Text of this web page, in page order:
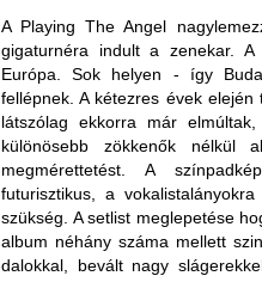
A Playing The Angel
gigaturnéra indult a zenekar. A
Európa. Sok helyen - így
fellépnek. A kétezres évek elején
látszólag ekkorra már
különösebb zökkenők nélkül
megmérettetést. A
futurisztikus, a
szükség. A setlist meglepetése
album néhány száma mellett
dalokkal, bevált nagy